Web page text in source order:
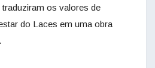
os valores de
do Laces em uma obra